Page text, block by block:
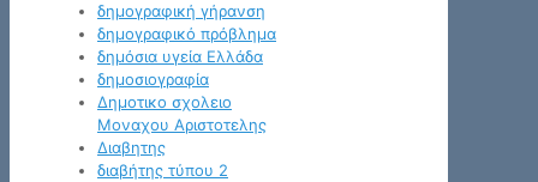
δημογραφική γήρανση
δημογραφικό πρόβλημα
δημόσια υγεία Ελλάδα
δημοσιογραφία
Δημοτικο σχολειο
Μοναχου Αριστοτελης
Διαβητης
διαβήτης τύπου 2